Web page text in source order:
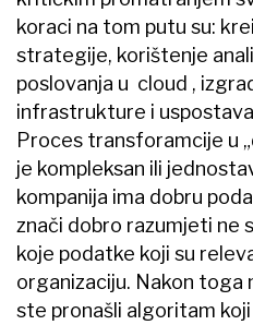
koraci na tom putu su:
strategije, korištenje
poslovanja u cloud ,
infrastrukture i
Proces transforamcije u
je kompleksan ili
kompanija ima dobru
znači dobro razumjeti ne
koje podatke koji su
organizaciju. Nakon toga
ste pronašli algoritam